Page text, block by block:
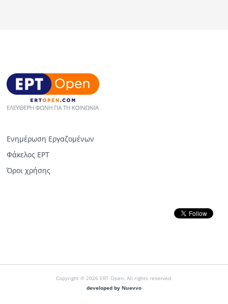
Ενημέρωση Εργαζομένων
Φάκελος ΕΡΤ
Όροι χρήσης
Copyright © 2026 ERT Open. All rights reserved.
developed by Nuevvo